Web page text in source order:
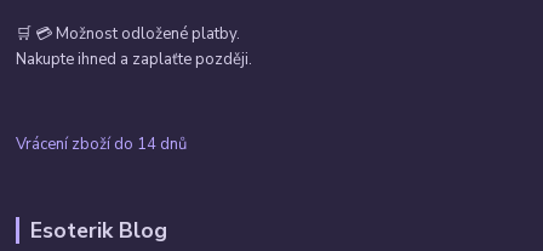
🛒 💳 Možnost odložené platby.
Nakupte ihned a zaplaťte později.
Vrácení zboží do 14 dnů
Esoterik Blog